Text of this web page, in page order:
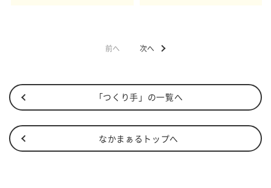
前へ 次へ
「つくり手」の一覧へ
なかまぁるトップへ